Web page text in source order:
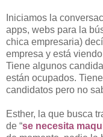
Iniciamos la
apps, webs para la
chica empresaria)
empresa y está
Tiene algunos
están ocupados.
candidatos pero no
Esther, la que busca
de “se necesita